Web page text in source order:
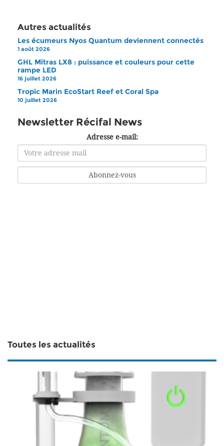
Autres actualités
Les écumeurs Nyos Quantum deviennent connectés
1 août 2026
GHL Mitras LX8 : puissance et couleurs pour cette
rampe LED
16 juillet 2026
Tropic Marin EcoStart Reef et Coral Spa
10 juillet 2026
Newsletter Récifal News
Adresse e-mail:
Toutes les actualités